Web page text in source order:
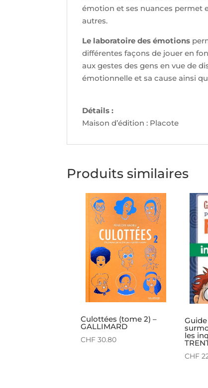
émotion et ses nuances permet
autres.
Le laboratoire des émotions
différentes façons de jouer en
aux gestes des gens en vue de
émotionnelle et sa cause ainsi
Détails :
Maison d’édition : Placote
Produits similaires
Culottées (tome 2) –
GALLIMARD
CHF30.80 les
CHF